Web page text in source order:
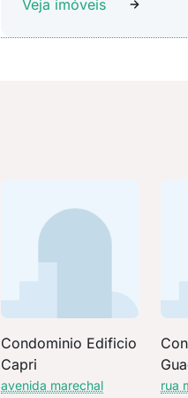
Veja imóveis
Condominio Edificio
Capri
avenida marechal
rua